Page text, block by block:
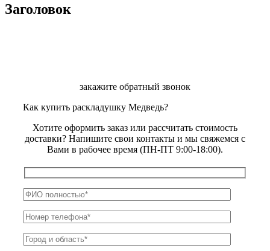
view
Заголовок
закажите обратный звонок
Как купить раскладушку Медведь?
Хотите оформить заказ или рассчитать стоимость
доставки? Напишите свои контакты и мы свяжемся с
Вами в рабочее время (ПН-ПТ 9:00-18:00).